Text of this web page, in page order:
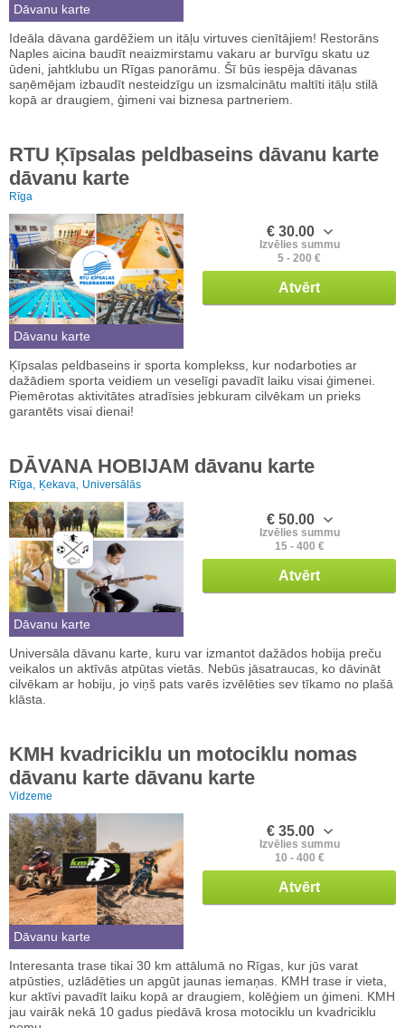
Dāvanu karte
Ideāla dāvana gardēžiem un itāļu virtuves cienītājiem! Restorāns
Naples aicina baudīt neaizmirstamu vakaru ar burvīgu skatu uz
ūdeni, jahtklubu un Rīgas panorāmu. Šī būs iespēja dāvanas
saņēmējam izbaudīt nesteidzīgu un izsmalcinātu maltīti itāļu stilā
kopā ar draugiem, ģimeni vai biznesa partneriem.
RTU Ķīpsalas peldbaseins dāvanu karte
dāvanu karte
Rīga
Dāvanu karte
€ 30.00
Izvēlies summu
5 - 200 €
Atvērt
Ķīpsalas peldbaseins ir sporta komplekss, kur nodarboties ar
dažādiem sporta veidiem un veselīgi pavadīt laiku visai ģimenei.
Piemērotas aktivitātes atradīsies jebkuram cilvēkam un prieks
garantēts visai dienai!
DĀVANA HOBIJAM dāvanu karte
Rīga, Ķekava, Universālās
Dāvanu karte
€ 50.00
Izvēlies summu
15 - 400 €
Atvērt
Universāla dāvanu karte, kuru var izmantot dažādos hobija preču
veikalos un aktīvās atpūtas vietās. Nebūs jāsatraucas, ko dāvināt
cilvēkam ar hobiju, jo viņš pats varēs izvēlēties sev tīkamo no plašā
klāsta.
KMH kvadriciklu un motociklu nomas
dāvanu karte dāvanu karte
Vidzeme
Dāvanu karte
€ 35.00
Izvēlies summu
10 - 400 €
Atvērt
Interesanta trase tikai 30 km attālumā no Rīgas, kur jūs varat
atpūsties, uzlādēties un apgūt jaunas iemaņas. KMH trase ir vieta,
kur aktīvi pavadīt laiku kopā ar draugiem, kolēģiem un ģimeni. KMH
jau vairāk nekā 10 gadus piedāvā krosa motociklu un kvadriciklu